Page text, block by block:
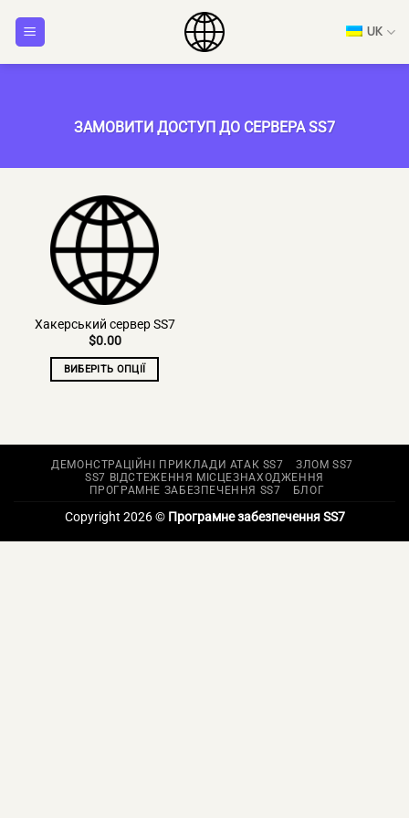
UK
ЗАМОВИТИ ДОСТУП ДО СЕРВЕРА SS7
Хакерський сервер SS7
$0.00
ВИБЕРІТЬ ОПЦІЇ
ДЕМОНСТРАЦІЙНІ ПРИКЛАДИ АТАК SS7
ЗЛОМ SS7
SS7 ВІДСТЕЖЕННЯ МІСЦЕЗНАХОДЖЕННЯ
ПРОГРАМНЕ ЗАБЕЗПЕЧЕННЯ SS7
БЛОГ
Copyright 2026 © Програмне забезпечення SS7